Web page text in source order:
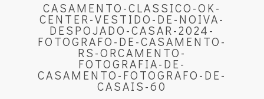
CASAMENTO-CLASSICO-OK-
CENTER-VESTIDO-DE-NOIVA-
DESPOJADO-CASAR-2024-
FOTOGRAFO-DE-CASAMENTO-
RS-ORCAMENTO-
FOTOGRAFIA-DE-
CASAMENTO-FOTOGRAFO-DE-
CASAIS-60